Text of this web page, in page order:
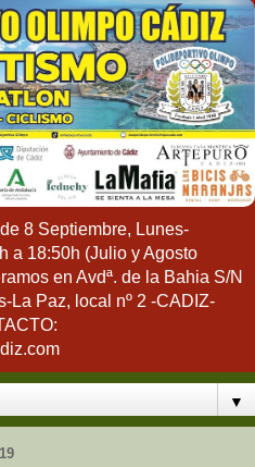
8 Septiembre, Lunes-
a 18:50h (Julio y Agosto
en Avdª. de la Bahia S/N
La Paz, local nº 2 -CADIZ-
▼